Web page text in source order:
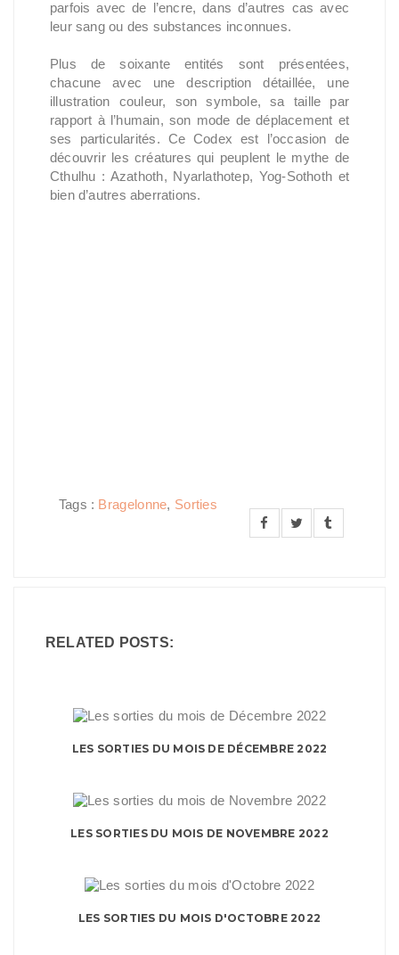
parfois avec de l’encre, dans d’autres cas avec
leur sang ou des substances inconnues.
Plus de soixante entités sont présentées,
chacune avec une description détaillée, une
illustration couleur, son symbole, sa taille par
rapport à l’humain, son mode de déplacement et
ses particularités. Ce Codex est l’occasion de
découvrir les créatures qui peuplent le mythe de
Cthulhu : Azathoth, Nyarlathotep, Yog-Sothoth et
bien d’autres aberrations.
Tags : Bragelonne, Sorties
RELATED POSTS:
LES SORTIES DU MOIS DE DÉCEMBRE 2022
LES SORTIES DU MOIS DE NOVEMBRE 2022
LES SORTIES DU MOIS D'OCTOBRE 2022